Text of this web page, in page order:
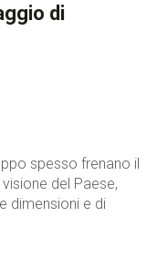
di
spesso frenano il
del Paese,
dimensioni e di